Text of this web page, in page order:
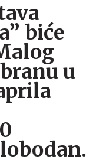
biće
u